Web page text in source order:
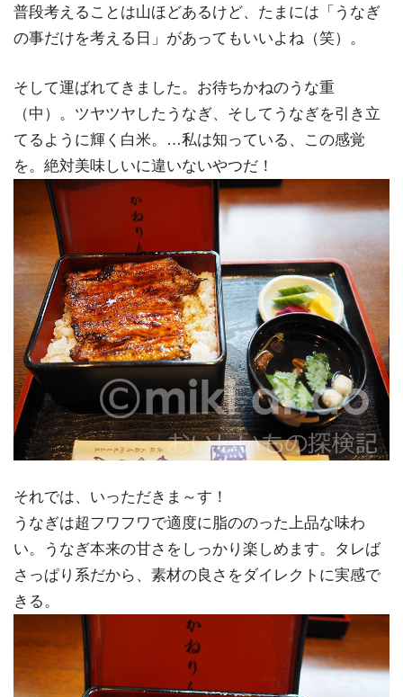
普段考えることは山ほどあるけど、たまには「うなぎ
の事だけを考える日」があってもいいよね（笑）。
そして運ばれてきました。お待ちかねのうな重
（中）。ツヤツヤしたうなぎ、そしてうなぎを引き立
てるように輝く白米。…私は知っている、この感覚
を。絶対美味しいに違いないやつだ！
それでは、いっただきま～す！
うなぎは超フワフワで適度に脂ののった上品な味わ
い。うなぎ本来の甘さをしっかり楽しめます。タレば
さっぱり系だから、素材の良さをダイレクトに実感で
きる。